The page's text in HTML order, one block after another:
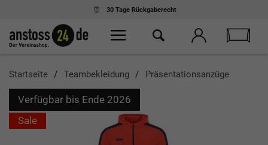
30 Tage Rückgaberecht
Startseite Teambekleidung Präsentationsanzüge
Verfügbar bis Ende 2026
Sale